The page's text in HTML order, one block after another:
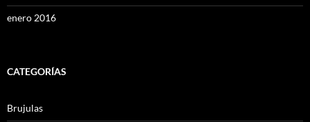
enero 2016
CATEGORÍAS
Brujulas